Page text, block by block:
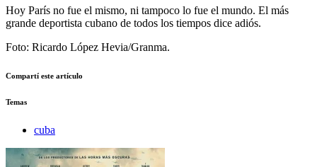
Hoy París no fue el mismo, ni tampoco lo fue el mundo. El más
grande deportista cubano de todos los tiempos dice adiós.
Foto: Ricardo López Hevia/Granma.
Compartí este artículo
Temas
cuba